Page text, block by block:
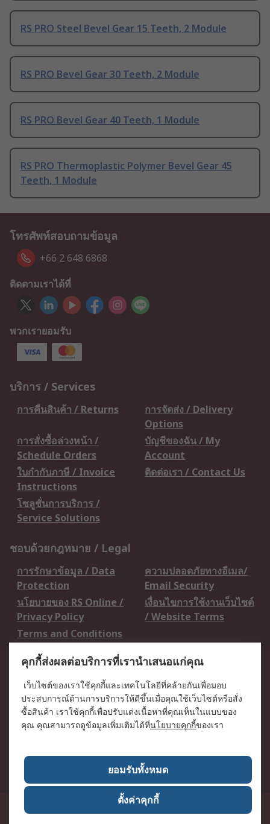
RS PRO Steel Bevel Gear 15 Teeth, 2 Module
RS PRO Bevel Gear 30 Teeth, 2 Module
RS PRO Bevel Gear 40 Teeth, 1 Module
RS PRO Thermoplastic Polymer Bevel Gear 45
Teeth, 1 Module
โทรศัพท์สอบถามข้อมูล
+66 2 648 6868
ติดตามเราได้ที่
พวกเรายอมรับ
บริการ / Services
การคืนสินค้า / Returns
การจัดส่ง / Delivery
Options
การสั่งซื้อล่วงหน้า /
Schedule Orders
บัญชีของฉัน / My
Account
ใบกำกับภาษี / Invoice
Instructions
ติดต่อเรา / Contact Us
โซลูชั่นการบริการ /
Service Solutions
ชอบด้วยกฎหมาย / Legal
การรักษาข้อมูล / Data
Protection
ความปลอดภัยทางอีเมล/
Email Security
นโยบายของ RS Online /
Privacy Policy
เงื่อนไขการใช้งานเว็บไซต์
/ Website Terms
Terms and Conditions
เกี่ยวกับ RS / About RS
RS ทั่วโลก / RS
Worldwide
ข่าวประชาสัมพันธ์ / Press
Centre
บริษัทในเครือ RS /
วิธีการชำระเงิน /
เกี่ยวกับ RS / About RS
อาชีพที่ RS / Careers
50 GMM Grammy Place, 19th Floor, Unit 1901-1904, Sukhumvit 21 Road
(Asoke), Klongtoey Nua, Wattana, Bangkok, Thailand 10110RS
คุกกี้ส่งผลต่อบริการที่เรานำเสนอแก่คุณ
เว็บไซต์ของเราใช้คุกกี้และเทคโนโลยีที่คล้ายกันเพื่อมอบ
ประสบการณ์ด้านการบริการให้ดีขึ้นเมื่อคุณใช้เว็บไซต์หรือสั่ง
ซื้อสินค้า เราใช้คุกกี้เพื่อปรับแต่งเนื้อหาที่คุณเห็นในแบบของ
คุณ คุณสามารถดูข้อมูลเพิ่มเติมได้ที่นโยบายคุกกี้ของเรา
ยอมรับทั้งหมด
ตั้งค่าคุกกี้